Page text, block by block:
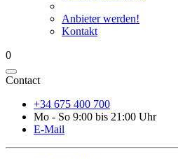
Anbieter werden!
Kontakt
0
Contact
+34 675 400 700
Mo - So 9:00 bis 21:00 Uhr
E-Mail